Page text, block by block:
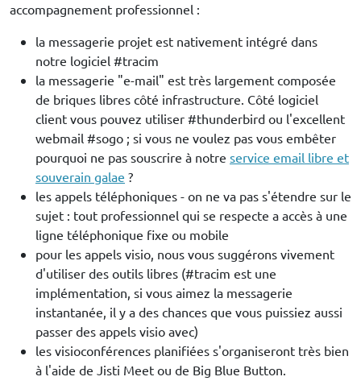
accompagnement professionnel :
la messagerie projet est nativement intégré dans
notre logiciel #tracim
la messagerie "e-mail" est très largement composée
de briques libres côté infrastructure. Côté logiciel
client vous pouvez utiliser #thunderbird ou l'excellent
webmail #sogo ; si vous ne voulez pas vous embêter
pourquoi ne pas souscrire à notre service email libre et
souverain galae ?
les appels téléphoniques - on ne va pas s'étendre sur le
sujet : tout professionnel qui se respecte a accès à une
ligne téléphonique fixe ou mobile
pour les appels visio, nous vous suggérons vivement
d'utiliser des outils libres (#tracim est une
implémentation, si vous aimez la messagerie
instantanée, il y a des chances que vous puissiez aussi
passer des appels visio avec)
les visioconférences planifiées s'organiseront très bien
à l'aide de Jisti Meet ou de Big Blue Button.